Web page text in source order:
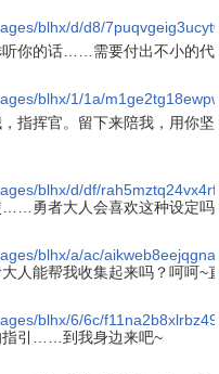
blhx/d/d8/
听你的话……需要付出不小的代
blhx/1/1a/
指挥官。留下来陪我，用你坚
blhx/d/df/
……勇者大人会喜欢这种设定吗
blhx/a/ac/
人能帮我收集起来吗？呵呵~
blhx/6/6c/
指引……到我身边来吧~